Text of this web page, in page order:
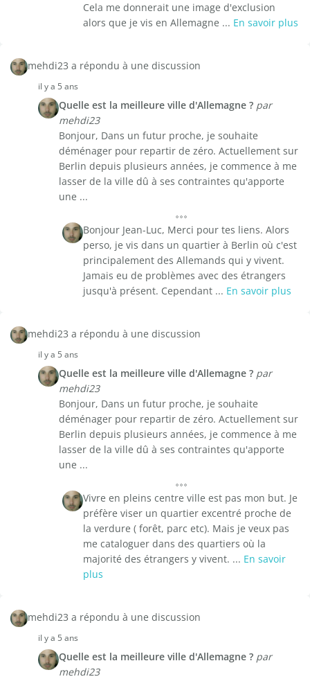
Cela me donnerait une image d'exclusion
alors que je vis en Allemagne ... En savoir plus
mehdi23 a répondu à une discussion
il y a 5 ans
Quelle est la meilleure ville d'Allemagne ? par
mehdi23
Bonjour, Dans un futur proche, je souhaite
déménager pour repartir de zéro. Actuellement sur
Berlin depuis plusieurs années, je commence à me
lasser de la ville dû à ses contraintes qu'apporte
une ...
Bonjour Jean-Luc, Merci pour tes liens. Alors
perso, je vis dans un quartier à Berlin où c'est
principalement des Allemands qui y vivent.
Jamais eu de problèmes avec des étrangers
jusqu'à présent. Cependant ... En savoir plus
mehdi23 a répondu à une discussion
il y a 5 ans
Quelle est la meilleure ville d'Allemagne ? par
mehdi23
Bonjour, Dans un futur proche, je souhaite
déménager pour repartir de zéro. Actuellement sur
Berlin depuis plusieurs années, je commence à me
lasser de la ville dû à ses contraintes qu'apporte
une ...
Vivre en pleins centre ville est pas mon but. Je
préfère viser un quartier excentré proche de
la verdure ( forêt, parc etc). Mais je veux pas
me cataloguer dans des quartiers où la
majorité des étrangers y vivent. ... En savoir
plus
mehdi23 a répondu à une discussion
il y a 5 ans
Quelle est la meilleure ville d'Allemagne ? par
mehdi23